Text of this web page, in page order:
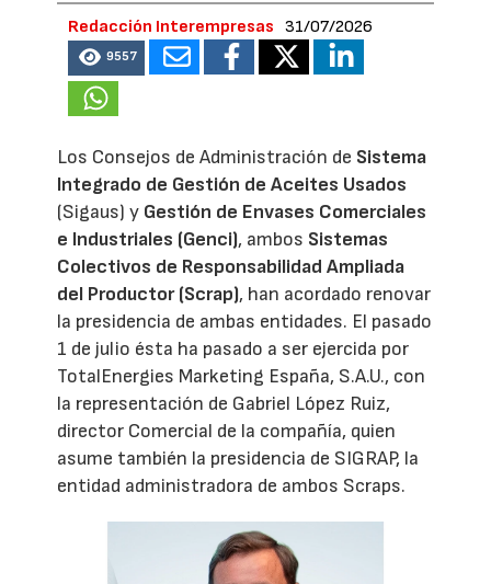
Redacción Interempresas 31/07/2026
9557
Los Consejos de Administración de Sistema
Integrado de Gestión de Aceites Usados
(Sigaus) y Gestión de Envases Comerciales
e Industriales (Genci), ambos Sistemas
Colectivos de Responsabilidad Ampliada
del Productor (Scrap), han acordado renovar
la presidencia de ambas entidades. El pasado
1 de julio ésta ha pasado a ser ejercida por
TotalEnergies Marketing España, S.A.U., con
la representación de Gabriel López Ruiz,
director Comercial de la compañía, quien
asume también la presidencia de SIGRAP, la
entidad administradora de ambos Scraps.